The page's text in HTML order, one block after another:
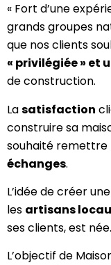
« Fort d’une
grands groupes
que nos clients
« privilégiée » et
de construction.
Lasatisfaction
construire sa
souhaité remettre
échanges.
L’idée de créer
les artisans
ses clients, est
L’objectif de